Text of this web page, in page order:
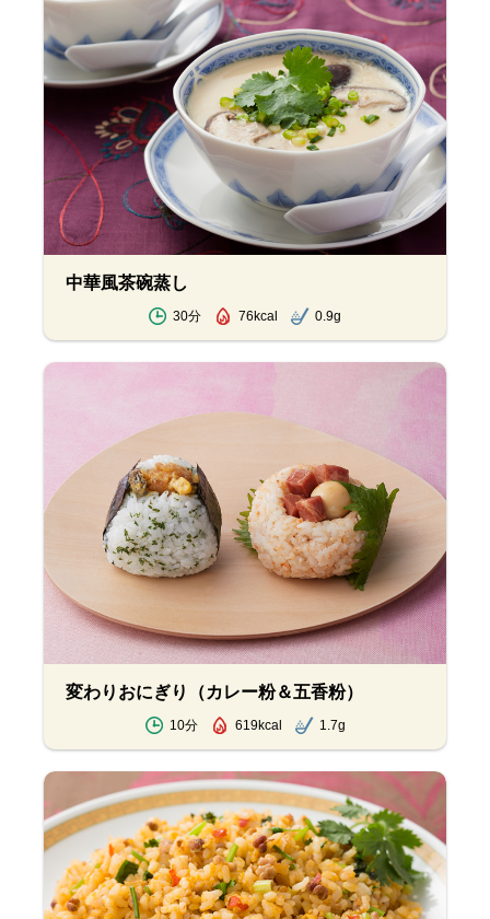
中華風茶碗蒸し
30分 76kcal 0.9g
変わりおにぎり（カレー粉＆五香粉）
10分 619kcal 1.7g